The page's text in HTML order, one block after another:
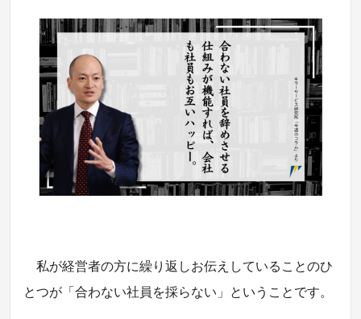
私が経営者の方に繰り返しお伝えしていることのひ
とつが「合わない社員を採らない」ということです。